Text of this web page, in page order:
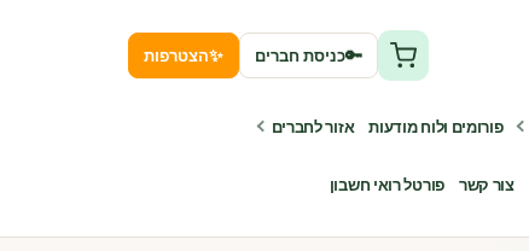
פורומים ולוח מודעות אזור לחברים
צור קשר פורטל רואי חשבון
🔑כניסת חברים ✨הצטרפות